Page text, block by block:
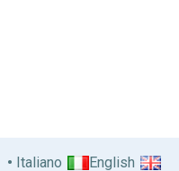
Italiano English